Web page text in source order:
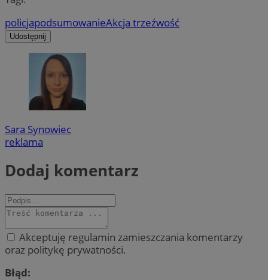
policjapodsumowanieAkcja trzeźwość
Udostępnij
Sara Synowiec
reklama
Dodaj komentarz
Akceptuję regulamin zamieszczania komentarzy
oraz politykę prywatności.
Błąd: